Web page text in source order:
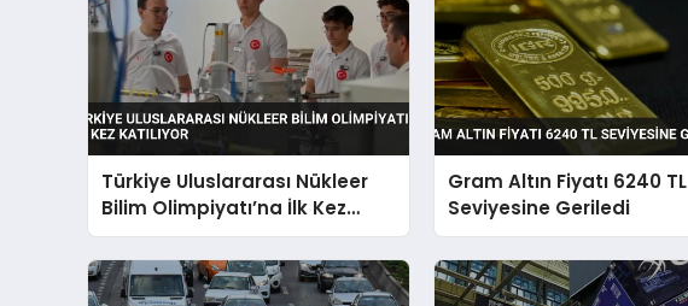
Türkiye Uluslararası Nükleer
Bilim Olimpiyatı’na İlk Kez
Katılıyor
Gram Altın Fiyatı 6240 TL
Seviyesine Geriledi